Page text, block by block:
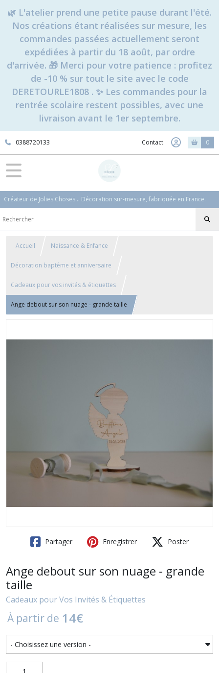
🌿 L'atelier prend une petite pause durant l'été.
Nos créations étant réalisées sur mesure, les
commandes passées actuellement seront
expédiées à partir du 18 août, par ordre
d'arrivée. 🎁 Merci pour votre patience : profitez
de -10 % sur tout le site avec le code
DERETOURLE1808 . ✨ Les commandes pour la
rentrée scolaire restent possibles, avec une
livraison avant le 1er septembre.
0388720133 Contact 0
Créateur de Jolies Choses... Décoration sur-mesure, fabriquée en France.
Accueil Naissance & Enfance
Décoration baptême et anniversaire
Cadeaux pour vos invités & étiquettes
Ange debout sur son nuage - grande taille
Partager Enregistrer Poster
Ange debout sur son nuage - grande
taille
Cadeaux pour Vos Invités & Étiquettes
À partir de 14€